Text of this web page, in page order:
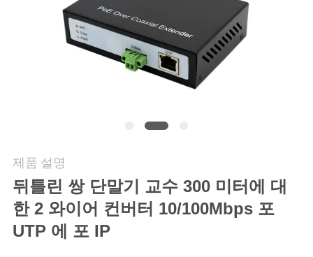
요
뉴
스
제품 설명
뒤틀린 쌍 단말기 교수 300 미터에 대
한 2 와이어 컨버터 10/100Mbps 포
UTP 에 포 IP